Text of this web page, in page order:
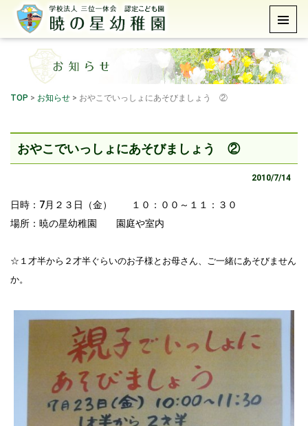
TOP > お知らせ > おやこでいっしょにあそびましょう ②
おやこでいっしょにあそびましょう ②
2010/7/14
日時：7月２３日（金） １０：００～１１：３０
場所：暁の星幼稚園 園庭や室内
☆１才半から２才半ぐらいのお子様とお母さん、ご一緒にあそびません
か。